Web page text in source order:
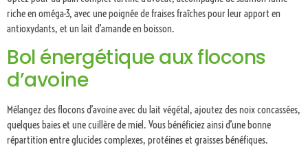
riche en oméga-3, avec une poignée de fraises fraîches pour leur apport en
antioxydants, et un lait d’amande en boisson.
Bol énergétique aux flocons
d’avoine
Mélangez des flocons d’avoine avec du lait végétal, ajoutez des noix concassées,
quelques baies et une cuillère de miel. Vous bénéficiez ainsi d’une bonne
répartition entre glucides complexes, protéines et graisses bénéfiques.